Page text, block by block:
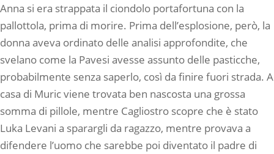
Anna si era strappata il ciondolo portafortuna con la
pallottola, prima di morire. Prima dell’esplosione, però, la
donna aveva ordinato delle analisi approfondite, che
svelano come la Pavesi avesse assunto delle pasticche,
probabilmente senza saperlo, così da finire fuori strada. A
casa di Muric viene trovata ben nascosta una grossa
somma di pillole, mentre Cagliostro scopre che è stato
Luka Levani a sparargli da ragazzo, mentre provava a
difendere l’uomo che sarebbe poi diventato il padre di